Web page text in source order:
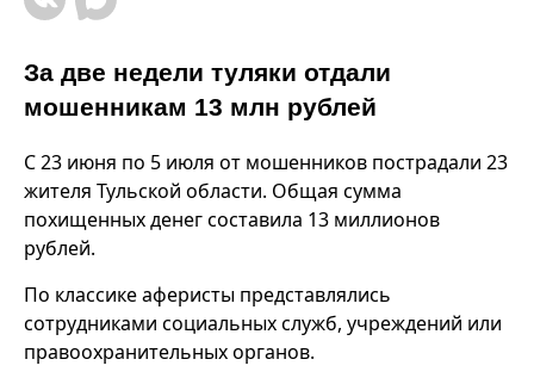
За две недели туляки отдали
мошенникам 13 млн рублей
С 23 июня по 5 июля от мошенников пострадали 23
жителя Тульской области. Общая сумма
похищенных денег составила 13 миллионов
рублей.
По классике аферисты представлялись
сотрудниками социальных служб, учреждений или
правоохранительных органов.